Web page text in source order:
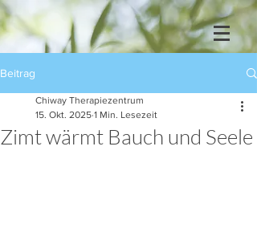
Beitrag
Zimt wärmt Bauch und Seele
Chiway Therapiezentrum
15. Okt. 2025 1 Min. Lesezeit